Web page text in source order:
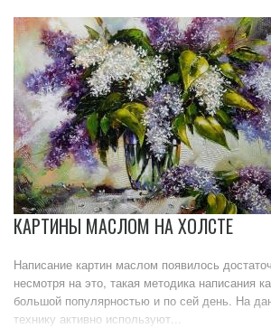
КАРТИНЫ МАСЛОМ НА ХОЛСТЕ
Написание картин маслом появилось
несмотря на это, такая методика написания
большой популярностью и по сей день. На
технику активно используют...